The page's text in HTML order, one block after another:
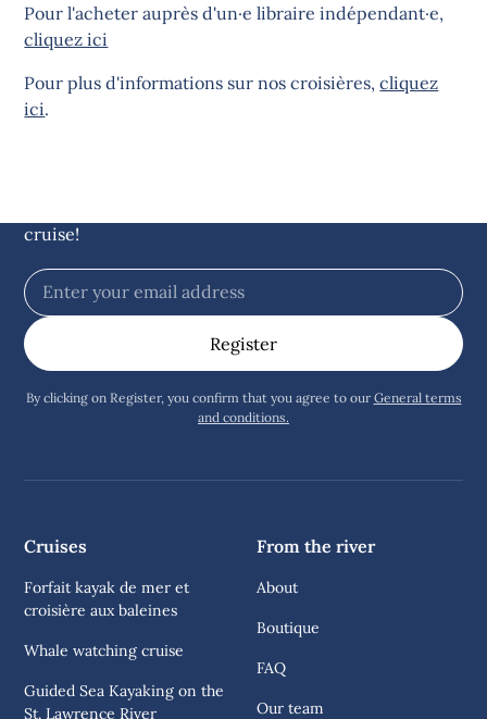
Pour l'acheter auprès d'un·e libraire indépendant·e,
cliquez ici
Pour plus d'informations sur nos croisières,cliquez
ici.
Stay up to date with
cruise!
By clicking on Register, you confirm that you agree to our General terms
and conditions.
Cruises
Forfait kayak de mer et
croisière aux baleines
Whale watching cruise
Guided Sea Kayaking on the
St. Lawrence River
From the river
About
Boutique
FAQ
Our team